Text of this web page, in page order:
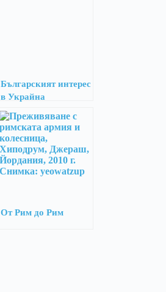
Българският интерес
в Украйна
От Рим до Рим